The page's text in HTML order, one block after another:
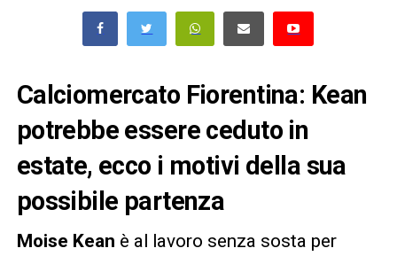
Calciomercato Fiorentina: Kean
potrebbe essere ceduto in
estate, ecco i motivi della sua
possibile partenza
Moise Kean è al lavoro senza sosta per